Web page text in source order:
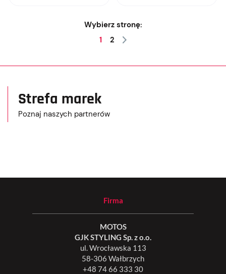
Wybierz stronę:
1
2
Strefa marek
Poznaj naszych partnerów
Firma
MOTOS
GJK STYLING Sp. z o.o.
ul. Wrocławska 113
58-306 Wałbrzych
+48 74 66 333 30